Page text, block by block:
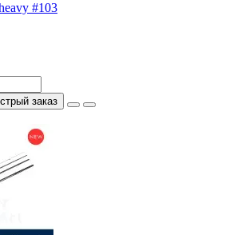
#103
заказ